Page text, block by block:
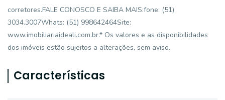
corretores.FALE CONOSCO E SAIBA MAIS:fone: (51)
3034.3007Whats: (51) 998642464Site:
www.imobiliariaideali.com.br.* Os valores e as disponibilidades
dos imóveis estão sujeitos a alterações, sem aviso.
Características